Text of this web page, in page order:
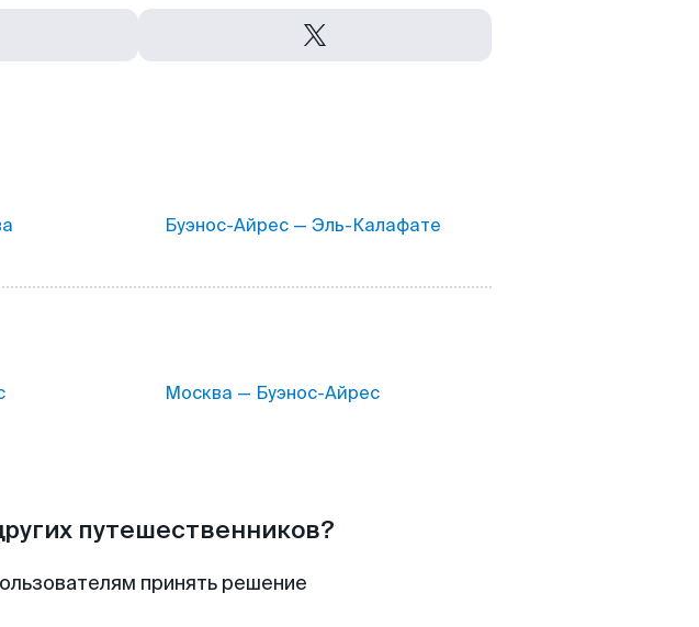
Буэнос-Айрес — Эль-Калафате
Москва — Буэнос-Айрес
путешественников?
принять решение